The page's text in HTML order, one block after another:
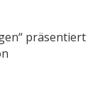
präsentiert